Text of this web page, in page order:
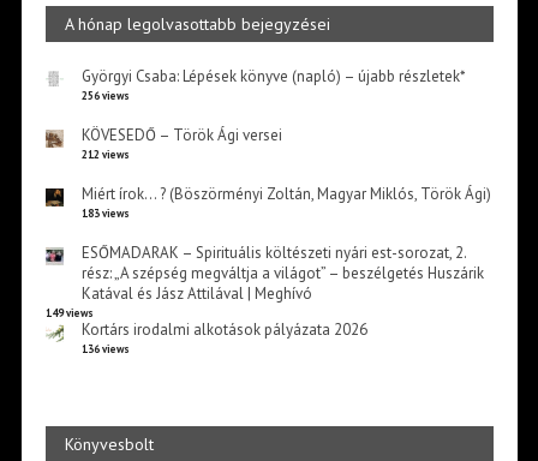
A hónap legolvasottabb bejegyzései
Györgyi Csaba: Lépések könyve (napló) – újabb részletek*
256 views
KÖVESEDŐ – Török Ági versei
212 views
Miért írok… ? (Böszörményi Zoltán, Magyar Miklós, Török Ági)
183 views
ESŐMADARAK – Spirituális költészeti nyári est-sorozat, 2.
rész: „A szépség megváltja a világot” – beszélgetés Huszárik
Katával és Jász Attilával | Meghívó
149 views
Kortárs irodalmi alkotások pályázata 2026
136 views
Könyvesbolt